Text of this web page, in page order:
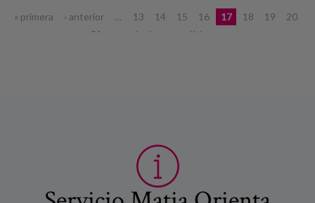
Páginas
« primera ‹ anterior … 13 14 15 16 17 18 19
20
21
siguiente › última »